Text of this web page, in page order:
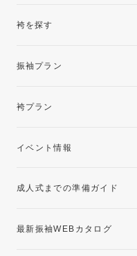
袴を探す
振袖プラン
レンタルプラン
袴プラン
卒業袴レンタルプラン
イベント情報
成人式までの準備ガイド
最新振袖WEBカタログ